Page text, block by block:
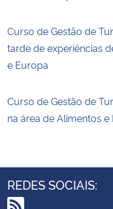
Curso de Gestão de
tarde de experiências
e Europa
Curso de Gestão de
na área de Alimentos e
REDES SOCIAIS: